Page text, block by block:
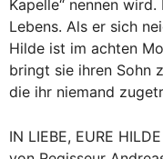
Kapelle“ nennen
Lebens. Als er sich
Hilde ist im achten
bringt sie ihren Sohn
die ihr niemand
IN LIEBE, EURE